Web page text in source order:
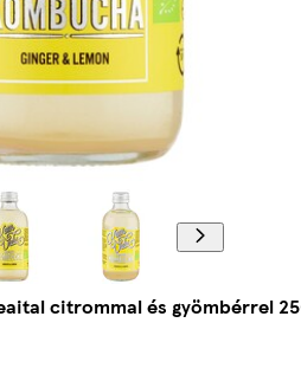
citrommal és gyömbérrel